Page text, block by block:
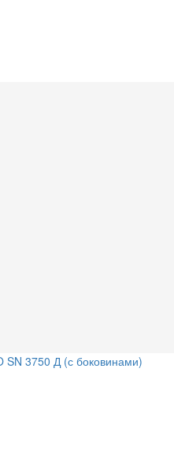
SN 3750 Д (с боковинами)